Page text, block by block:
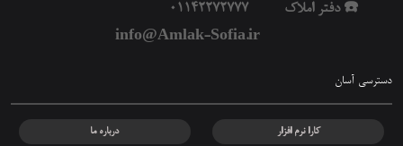
☎️ دفتر املاک 01142272777
info@Amlak-Sofia.ir
دسترسی آسان
کارا نرم افزار درباره ما